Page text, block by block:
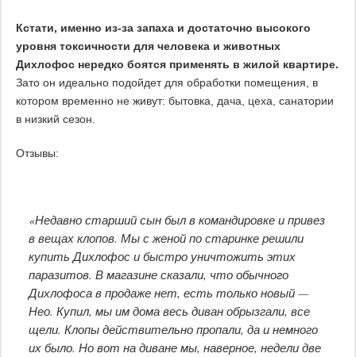
Кстати, именно из-за запаха и достаточно высокого
уровня токсичности для человека и животных
Дихлофос нередко боятся применять в жилой квартире.
Зато он идеально подойдет для обработки помещения, в
котором временно не живут: бытовка, дача, цеха, санатории
в низкий сезон.
Отзывы:
«Недавно старший сын был в командировке и привез
в вещах клопов. Мы с женой по старинке решили
купить Дихлофос и быстро уничтожить этих
паразитов. В магазине сказали, что обычного
Дихлофоса в продаже нет, есть только новый —
Нео. Купил, мы им дома весь диван обрызгали, все
щели. Клопы действительно пропали, да и немного
их было. Но вот на диване мы, наверное, недели две